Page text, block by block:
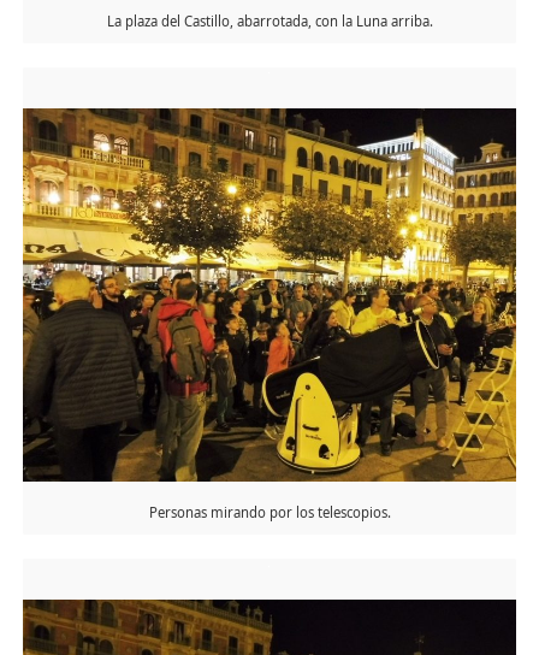
La plaza del Castillo, abarrotada, con la Luna arriba.
Personas mirando por los telescopios.